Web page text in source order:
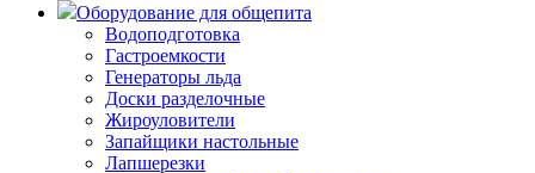
Оборудование для общепита
Водоподготовка
Гастроемкости
Генераторы льда
Доски разделочные
Жироуловители
Запайщики настольные
Лапшерезки